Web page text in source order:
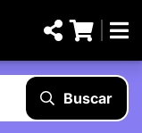
Buscar